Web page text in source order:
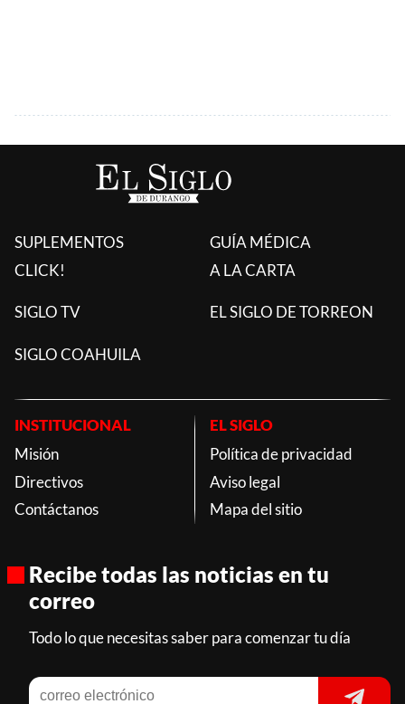
SUPLEMENTOS
CLICK!
GUÍA MÉDICA
A LA CARTA
SIGLO TV EL SIGLO DE TORREON
SIGLO COAHUILA
INSTITUCIONAL
Misión
Directivos
Contáctanos
EL SIGLO
Política de privacidad
Aviso legal
Mapa del sitio
Recibe todas las noticias en tu
correo
Todo lo que necesitas saber para comenzar tu día